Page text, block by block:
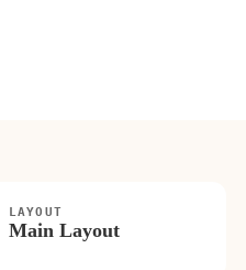
LAYOUT
Main Layout